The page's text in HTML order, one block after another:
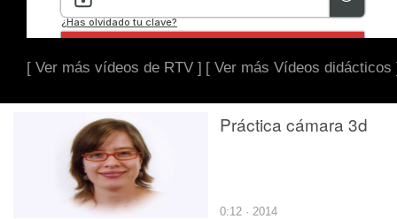
[ Ver más vídeos de RTV ] [ Ver más Vídeos didácticos
Práctica cámara 3d
0:12 · 2014